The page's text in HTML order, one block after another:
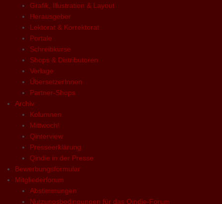
Grafik, Illustration & Layout
Herausgeber
Lektorat & Korrektorat
Portale
Schreibkurse
Shops & Distributoren
Verlage
ÜbersetzerInnen
Partner-Shops
Archiv
Kolumnen
Mittwoch!
Qinterview
Presseerklärung
Qindie in der Presse
Bewerbungsformular
Mitgliederforum
Abstimmungen
Nutzungsbedingungen für das Qindie-Forum